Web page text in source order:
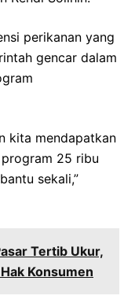
perikanan yang
gencar dalam
kita mendapatkan
25 ribu
sekali,”
Tertib Ukur,
Konsumen